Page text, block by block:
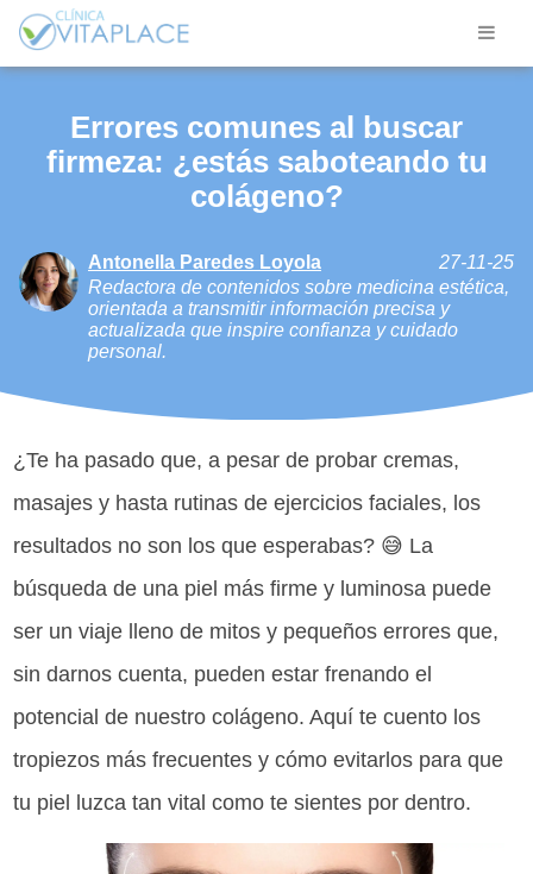
Errores comunes al buscar
firmeza: ¿estás saboteando tu
colágeno?
Antonella Paredes Loyola
27-11-25
Redactora de contenidos sobre medicina estética,
orientada a transmitir información precisa y
actualizada que inspire confianza y cuidado
personal.
¿Te ha pasado que, a pesar de probar cremas,
masajes y hasta rutinas de ejercicios faciales, los
resultados no son los que esperabas? 😅 La
búsqueda de una piel más firme y luminosa puede
ser un viaje lleno de mitos y pequeños errores que,
sin darnos cuenta, pueden estar frenando el
potencial de nuestro colágeno. Aquí te cuento los
tropiezos más frecuentes y cómo evitarlos para que
tu piel luzca tan vital como te sientes por dentro.